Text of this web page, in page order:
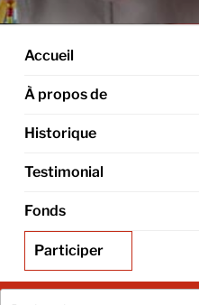
Accueil
À propos de
Historique
Testimonial
Fonds
Participer